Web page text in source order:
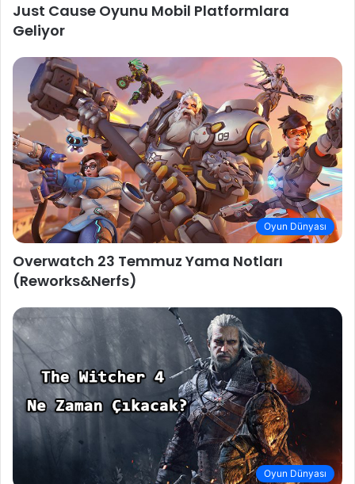
Just Cause Oyunu Mobil Platformlara
Geliyor
Oyun Dünyası
Overwatch 23 Temmuz Yama Notları
(Reworks&Nerfs)
Oyun Dünyası